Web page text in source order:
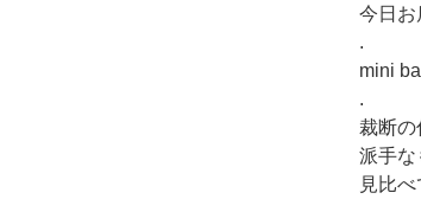
今日お
.
mini
.
裁断の
派手な
見比